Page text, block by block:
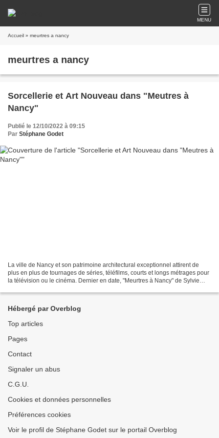
MENU
Accueil » meurtres a nancy
meurtres a nancy
Sorcellerie et Art Nouveau dans "Meutres à
Nancy"
Publié le 12/10/2022 à 09:15
Par Stéphane Godet
La ville de Nancy et son patrimoine architectural exceptionnel attirent de
plus en plus de tournages de séries, téléfilms, courts et longs métrages pour
la télévision ou le cinéma. Dernier en date, "Meurtres à Nancy" de Sylvie
Hébergé par Overblog
Top articles
Pages
Contact
Signaler un abus
C.G.U.
Cookies et données personnelles
Préférences cookies
Voir le profil de Stéphane Godet sur le portail Overblog